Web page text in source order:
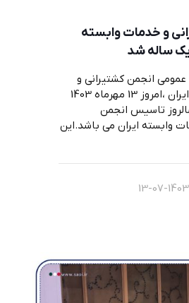
و خدمات وابسته
ساله شد
انجمن کشتیرانی و
خدمات وابسته ایران ،امروز 13 مهرماه 1403
تاسیس انجمن
وابسته ایران می باشد.این
1403-07-13